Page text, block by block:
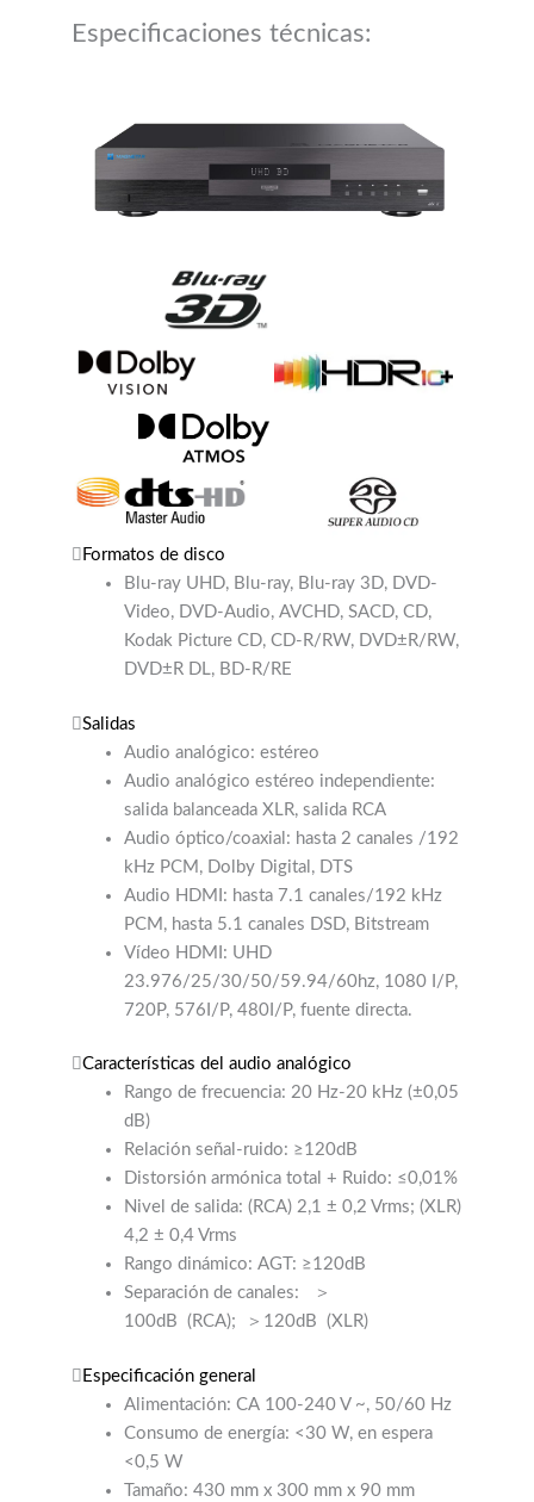
Especificaciones técnicas:
Formatos de disco
Blu-ray UHD, Blu-ray, Blu-ray 3D, DVD-
Video, DVD-Audio, AVCHD, SACD, CD,
Kodak Picture CD, CD-R/RW, DVD±R/RW,
DVD±R DL, BD-R/RE
Salidas
Audio analógico: estéreo
Audio analógico estéreo independiente:
salida balanceada XLR, salida RCA
Audio óptico/coaxial: hasta 2 canales /192
kHz PCM, Dolby Digital, DTS
Audio HDMI: hasta 7.1 canales/192 kHz
PCM, hasta 5.1 canales DSD, Bitstream
Vídeo HDMI: UHD
23.976/25/30/50/59.94/60hz, 1080 I/P,
720P, 576I/P, 480I/P, fuente directa.
Características del audio analógico
Rango de frecuencia: 20 Hz-20 kHz (±0,05
dB)
Relación señal-ruido: ≥120dB
Distorsión armónica total + Ruido: ≤0,01%
Nivel de salida: (RCA) 2,1 ± 0,2 Vrms; (XLR)
4,2 ± 0,4 Vrms
Rango dinámico: AGT: ≥120dB
Separación de canales:
＞
100dB (RCA); ＞120dB (XLR)
Especificación general
Alimentación: CA 100-240 V ~, 50/60 Hz
Consumo de energía: <30 W, en espera
<0,5 W
Tamaño: 430 mm x 300 mm x 90 mm